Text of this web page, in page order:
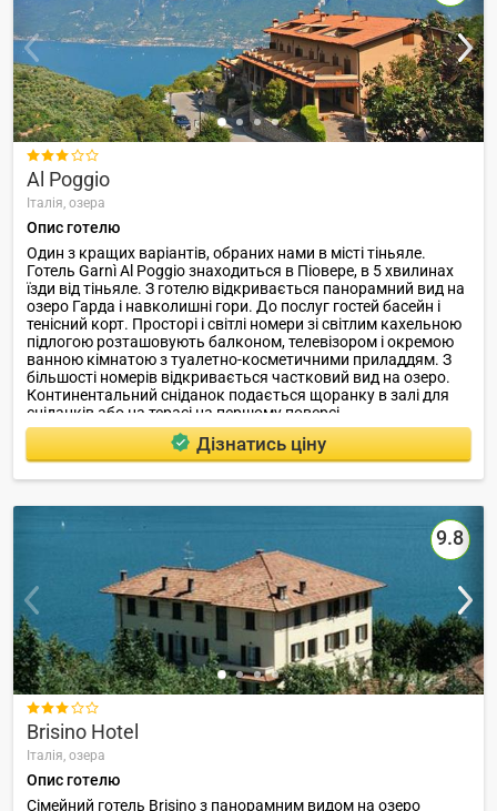

Al Poggio
Італія, озера
Опис готелю
Один з кращих варіантів, обраних нами в місті тіньяле.
Готель Garnì Al Poggio знаходиться в Піовере, в 5 хвилинах
їзди від тіньяле. З готелю відкривається панорамний вид на
озеро Гарда і навколишні гори. До послуг гостей басейн і
тенісний корт. Просторі і світлі номери зі світлим кахельною
підлогою розташовують балконом, телевізором і окремою
ванною кімнатою з туалетно-косметичними приладдям. З
більшості номерів відкривається частковий вид на озеро.
Континентальний сніданок подається щоранку в залі для
сніданків або на терасі на першому поверсі.
Дізнатись ціну
9.8

Brisino Hotel
Італія, озера
Опис готелю
Сімейний готель Brisino з панорамним видом на озеро